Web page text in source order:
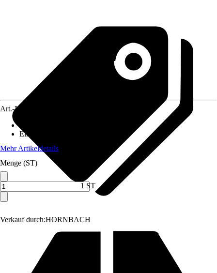
Verkauf durch:HORNBACH
Art.-Nr.
Einsatzbereich
Mehr Artikeldetails
Menge (ST)
1 ST